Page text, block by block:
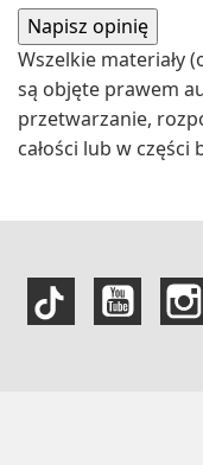
Wszelkie materiały
są objęte prawem
przetwarzanie,
całości lub w